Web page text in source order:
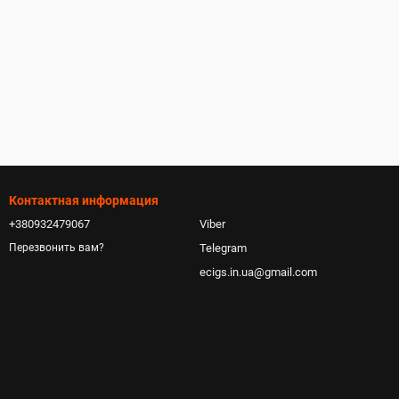
Контактная информация
+380932479067
Перезвонить вам?
Viber
Telegram
ecigs.in.ua@gmail.com